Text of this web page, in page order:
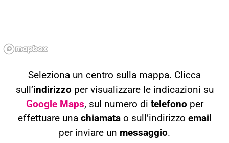
Seleziona un centro sulla mappa. Clicca
sull’indirizzo per visualizzare le indicazioni su
Google Maps, sul numero di telefono per
effettuare una chiamatao sull’indirizzo email
per inviare un messaggio.